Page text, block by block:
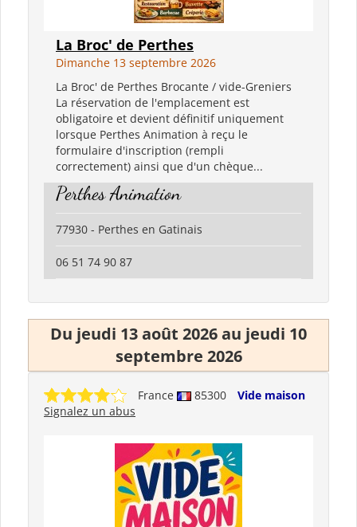
La Broc' de Perthes
Dimanche 13 septembre 2026
La Broc' de Perthes Brocante / vide-Greniers
La réservation de l'emplacement est
obligatoire et devient définitif uniquement
lorsque Perthes Animation à reçu le
formulaire d'inscription (rempli
correctement) ainsi que d'un chèque...
Perthes Animation
77930 - Perthes en Gatinais
06 51 74 90 87
Du jeudi 13 août 2026 au jeudi 10
septembre 2026
France 85300
Vide maison
Signalez un abus